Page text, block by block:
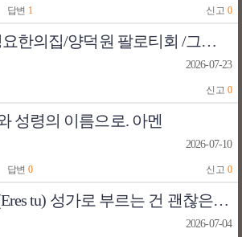
답변 1 신고 0
덕원 팔로티회 /그외 트리엔트미사 미사시간 아시는 분
2026-07-23
신고 0
성령의 이름으로. 아멘
2026-07-10
답변 0 신고 0
tu) 성가로 부르는 건 괜찮은가요
2026-07-04